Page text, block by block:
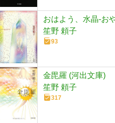
おはよう、水晶-お
笙野 頼子
93
金毘羅 (河出文庫)
笙野 頼子
317